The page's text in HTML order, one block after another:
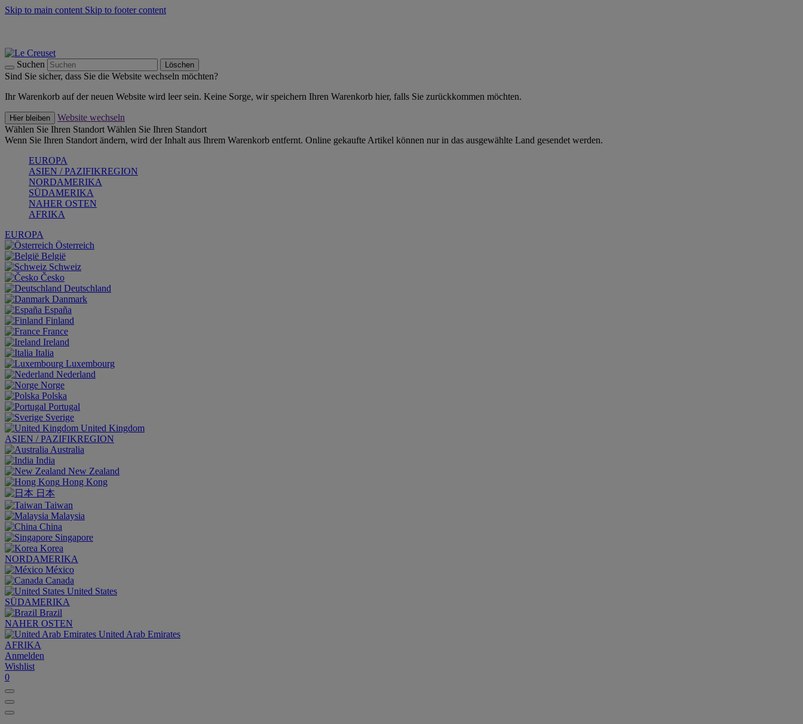
Skip to main content Skip to footer content
Suchen Löschen
Sind Sie sicher, dass Sie die Website wechseln möchten?
Ihr Warenkorb auf der neuen Website wird leer sein. Keine Sorge, wir speichern Ihren Warenkorb hier, falls Sie zurückkommen möchten.
Hier bleiben
Website wechseln
Wählen Sie Ihren Standort Wählen Sie Ihren Standort
Wenn Sie Ihren Standort ändern, wird der Inhalt aus Ihrem Warenkorb entfernt. Online gekaufte Artikel können nur in das ausgewählte Land gesendet werden.
EUROPA
ASIEN / PAZIFIKREGION
NORDAMERIKA
SÜDAMERIKA
NAHER OSTEN
AFRIKA
EUROPA
Österreich
België
Schweiz
Česko
Deutschland
Danmark
España
Finland
France
Ireland
Italia
Luxembourg
Nederland
Norge
Polska
Portugal
Sverige
United Kingdom
ASIEN / PAZIFIKREGION
Australia
India
New Zealand
Hong Kong
日本
Taiwan
Malaysia
China
Singapore
Korea
NORDAMERIKA
México
Canada
United States
SÜDAMERIKA
Brazil
NAHER OSTEN
United Arab Emirates
AFRIKA
Anmelden
Wishlist
0